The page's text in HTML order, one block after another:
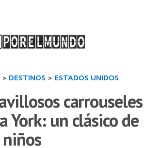
> DESTINOS > ESTADOS UNIDOS
carrouseles
York: un clásico de
niños